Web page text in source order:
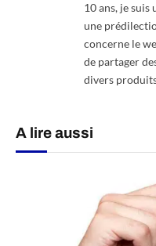
10 ans, je suis
une
concerne le
de partager
divers
A lire aussi